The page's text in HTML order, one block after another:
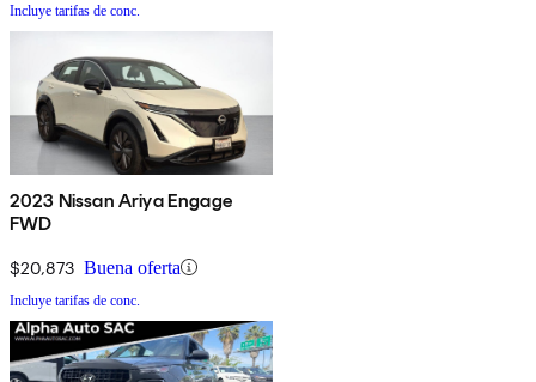
Incluye tarifas de conc.
2023 Nissan Ariya Engage
FWD
$20,873 Buena oferta
Incluye tarifas de conc.